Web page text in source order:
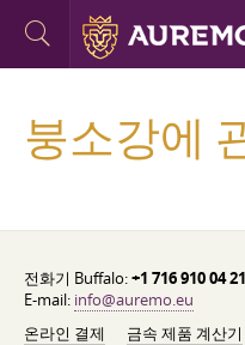
붕소강에
전화기 Buffalo:+1 716 910 04 21
E-mail: info@auremo.eu
온라인 결제
금속 제품 계산기